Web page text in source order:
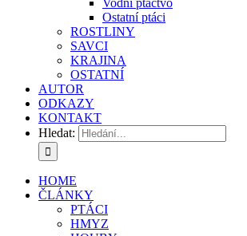
Vodní ptactvo
Ostatní ptáci
ROSTLINY
SAVCI
KRAJINA
OSTATNÍ
AUTOR
ODKAZY
KONTAKT
Hledat:
HOME
ČLÁNKY
PTÁCI
HMYZ